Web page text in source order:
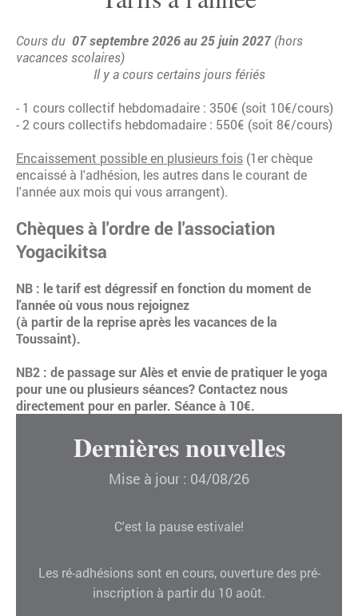
Cours du 07 septembre 2026 au 25 juin 2027(hors
vacances scolaires)
Il y a cours certains jours fériés
- 1 cours collectif hebdomadaire : 350€ (soit 10€/cours)
- 2 cours collectifs hebdomadaire : 550€ (soit 8€/cours)
Encaissement possible en plusieurs fois (1er chèque
encaissé à l'adhésion, les autres dans le courant de
l'année aux mois qui vous arrangent).
Chèques à l'ordre de l'association
Yogacikitsa
NB : le tarif est dégressif en fonction du moment de
l'année où vous nous rejoignez
(à partir de la reprise après les vacances de la
Toussaint).
NB2 : de passage sur Alès et envie de pratiquer le yoga
pour une ou plusieurs séances? Contactez nous
directement pour en parler. Séance à 10€.
Dernières nouvelles
Mise à jour : 04/08/26
C'est la pause estivale!
Les ré-adhésions sont en cours, ouverture des pré-
inscription à partir du 10 août.